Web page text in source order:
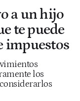
a un hijo
te puede
impuestos
los